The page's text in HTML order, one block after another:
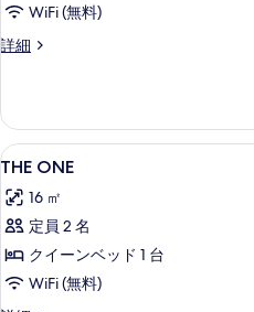
す
べ
写
真
を
表
示
す
WiFi (無料)
詳細
THE
の
詳
細
THE
ONE
の
す
べ
て
8
THE ONE
16 ㎡
定員 2 名
クイーンベッド 1 台
WiFi (無料)